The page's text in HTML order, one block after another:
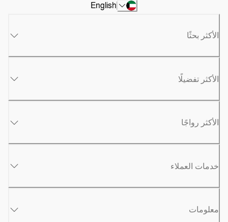
English
الأكثر بحثًا
الأكثر تفضيلًا
الأكثر رواجًا
خدمات العملاء
معلومات